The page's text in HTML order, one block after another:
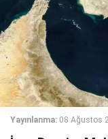
Yayınlanma: 08 Ağustos